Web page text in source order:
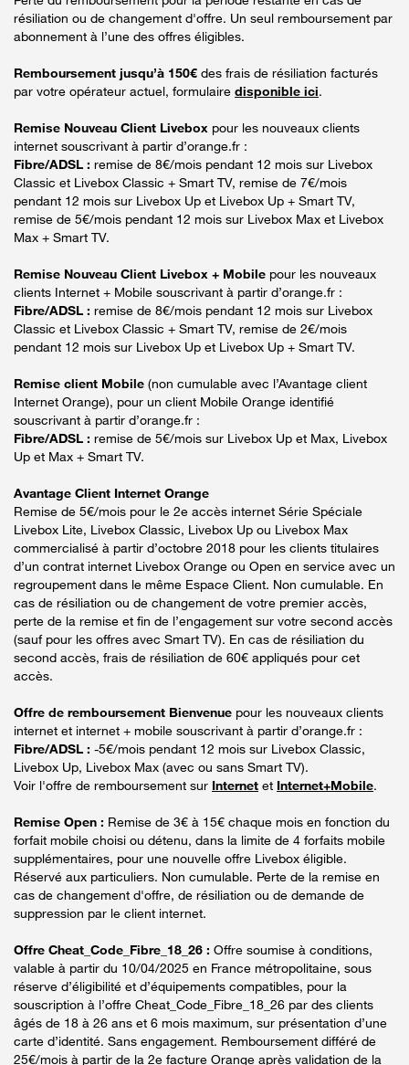
résiliation ou de changement d'offre. Un seul remboursement par
abonnement à l’une des offres éligibles.
Remboursement jusqu’à 150€ des frais de résiliation facturés
par votre opérateur actuel, formulaire disponible ici.
Remise Nouveau Client Livebox pour les nouveaux clients
internet souscrivant à partir d’orange.fr :
Fibre/ADSL : remise de 8€/mois pendant 12 mois sur Livebox
Classic et Livebox Classic + Smart TV, remise de 7€/mois
pendant 12 mois sur Livebox Up et Livebox Up + Smart TV,
remise de 5€/mois pendant 12 mois sur Livebox Max et Livebox
Max + Smart TV.
Remise Nouveau Client Livebox + Mobile pour les nouveaux
clients Internet + Mobile souscrivant à partir d’orange.fr :
Fibre/ADSL : remise de 8€/mois pendant 12 mois sur Livebox
Classic et Livebox Classic + Smart TV, remise de 2€/mois
pendant 12 mois sur Livebox Up et Livebox Up + Smart TV.
Remise client Mobile (non cumulable avec l’Avantage client
Internet Orange), pour un client Mobile Orange identifié
souscrivant à partir d’orange.fr :
Fibre/ADSL : remise de 5€/mois sur Livebox Up et Max, Livebox
Up et Max + Smart TV.
Avantage Client Internet Orange
Remise de 5€/mois pour le 2e accès internet Série Spéciale
Livebox Lite, Livebox Classic, Livebox Up ou Livebox Max
commercialisé à partir d’octobre 2018 pour les clients titulaires
d’un contrat internet Livebox Orange ou Open en service avec un
regroupement dans le même Espace Client. Non cumulable. En
cas de résiliation ou de changement de votre premier accès,
perte de la remise et fin de l’engagement sur votre second accès
(sauf pour les offres avec Smart TV). En cas de résiliation du
second accès, frais de résiliation de 60€ appliqués pour cet
accès.
Offre de remboursement Bienvenue pour les nouveaux clients
internet et internet + mobile souscrivant à partir d’orange.fr :
Fibre/ADSL : -5€/mois pendant 12 mois sur Livebox Classic,
Livebox Up, Livebox Max (avec ou sans Smart TV).
Voir l'offre de remboursement sur Internet et Internet+Mobile.
Remise Open : Remise de 3€ à 15€ chaque mois en fonction du
forfait mobile choisi ou détenu, dans la limite de 4 forfaits mobile
supplémentaires, pour une nouvelle offre Livebox éligible.
Réservé aux particuliers. Non cumulable. Perte de la remise en
cas de changement d'offre, de résiliation ou de demande de
suppression par le client internet.
Offre Cheat_Code_Fibre_18_26 : Offre soumise à conditions,
valable à partir du 10/04/2025 en France métropolitaine, sous
réserve d’éligibilité et d’équipements compatibles, pour la
souscription à l’offre Cheat_Code_Fibre_18_26 par des clients
âgés de 18 à 26 ans et 6 mois maximum, sur présentation d’une
carte d’identité. Sans engagement. Remboursement différé de
25€/mois à partir de la 2e facture Orange après validation de la